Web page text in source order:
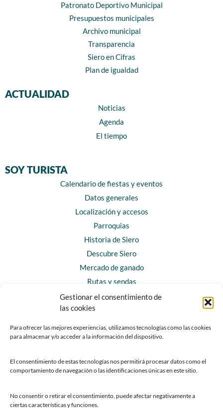
Gestionar el consentimiento de
las cookies
Para ofrecer las mejores experiencias, utilizamos tecnologías como las cookies
para almacenar y/o acceder a la información del dispositivo.
El consentimiento de estas tecnologías nos permitirá procesar datos como el
comportamiento de navegación o las identificaciones únicas en este sitio.
No consentir o retirar el consentimiento, puede afectar negativamente a
ciertas características y funciones.
Patronato Deportivo Municipal
Presupuestos municipales
Archivo municipal
Transparencia
Siero en Cifras
Plan de igualdad
ACTUALIDAD
Noticias
Agenda
El tiempo
SOY TURISTA
Calendario de fiestas y eventos
Datos generales
Localización y accesos
Parroquias
Historia de Siero
Descubre Siero
Mercado de ganado
Rutas y sendas
Horarios y contacto
Teléfonos de interés
Chatbot Siero
SEDES ELECTRÓNICAS
Sede del Ayuntamiento de Siero